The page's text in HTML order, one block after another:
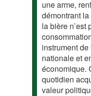
une arme,
démontrant
la bière n’est
instrument
nationale et
économique.
quotidien
valeur